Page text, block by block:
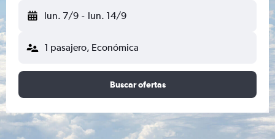
lun. 7/9 - lun. 14/9
1 pasajero, Económica
Buscar ofertas